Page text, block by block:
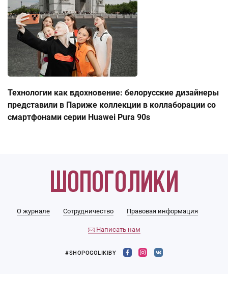
Технологии как вдохновение: белорусские дизайнеры
представили в Париже коллекции в коллаборации со
смартфонами серии Huawei Pura 90s
О журнале Сотрудничество Правовая информация
Написать нам
#SHOPOGOLIKIBY